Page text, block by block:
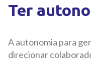
Ter
A autonomia para
direcionar